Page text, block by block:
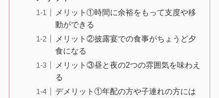
メリット①時間に余裕をもって支度や移
動ができる
メリット②披露宴での食事がちょうど夕
食になる
メリット③昼と夜の2つの雰囲気を味わえ
る
デメリット①年配の方や子連れの方には